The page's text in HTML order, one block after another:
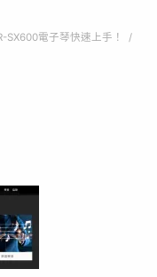
SX600電子琴快速上手！